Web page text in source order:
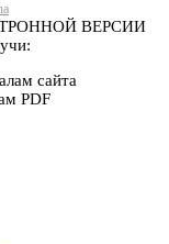
ВЕРСИИ
сайта
PDF